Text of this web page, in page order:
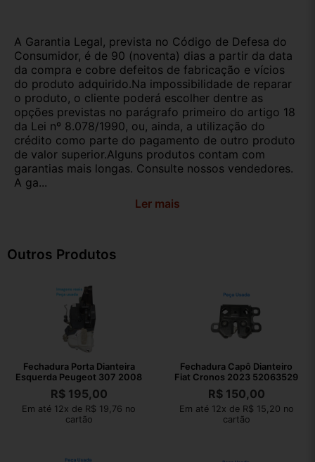
A Garantia Legal, prevista no Código de Defesa do
Consumidor, é de 90 (noventa) dias a partir da data
da compra e cobre defeitos de fabricação e vícios
do produto adquirido.Na impossibilidade de reparar
o produto, o cliente poderá escolher dentre as
opções previstas no parágrafo primeiro do artigo 18
da Lei nº 8.078/1990, ou, ainda, a utilização do
crédito como parte do pagamento de outro produto
de valor superior.Alguns produtos contam com
garantias mais longas. Consulte nossos vendedores.
A ga...
Ler mais
Outros Produtos
Fechadura Porta Dianteira
Esquerda Peugeot 307 2008
R$195,00
Em até 12x de R$ 19,76 no
cartão
Fechadura Capô Dianteiro
Fiat Cronos 2023 52063529
R$150,00
Em até 12x de R$ 15,20 no
cartão